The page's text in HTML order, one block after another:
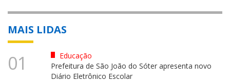
MAIS LIDAS
01
Educação
Prefeitura de São João do Sóter apresenta novo
Diário Eletrônico Escolar